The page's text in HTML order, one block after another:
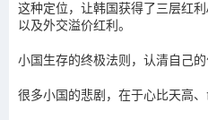
这种定位，让韩国获得了三层红
以及外交溢价红利。
小国生存的终极法则，认清自己
很多小国的悲剧，在于心比天高、